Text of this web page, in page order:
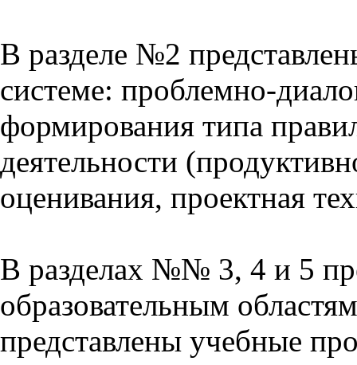
В разделе №2
системе: проблемно-
формирования типа
деятельности
оценивания, проектная
В разделах №№ 3, 4 и 5
образовательным
представлены учебные